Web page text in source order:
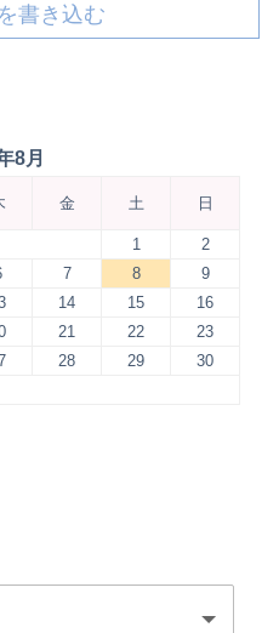
書き込む
8月
金 土 日
1
2
7 8
9
14 15
16
21 22
23
28 29
30